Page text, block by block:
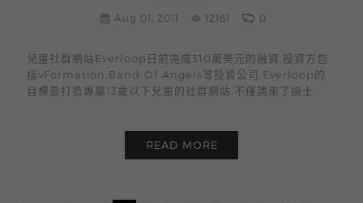
Aug 01, 2011 12161 0
兒童社群網站Everloop日前完成310萬美元的融資,投資方包
括vFormation,Band Of Angels等投資公司,Everloop的
目標是打造專屬13歲以下兒童的社群網站,不僅請來了迪士
READ MORE